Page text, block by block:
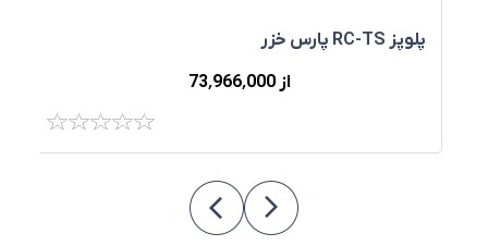
پلوپز RC-TS پارس خزر
از 73٬966٬000